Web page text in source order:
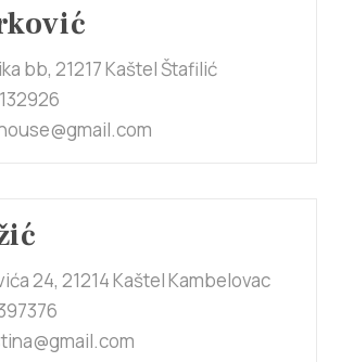
bb, 21217 Kaštel Štafilić
24, 21214 Kaštel Kambelovac